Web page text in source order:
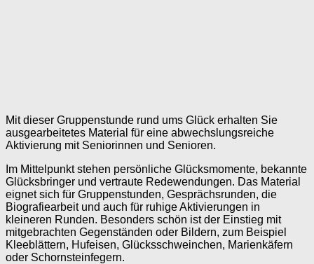
Mit dieser Gruppenstunde rund ums Glück erhalten Sie
ausgearbeitetes Material für eine abwechslungsreiche
Aktivierung mit Seniorinnen und Senioren.
Im Mittelpunkt stehen persönliche Glücksmomente, bekannte
Glücksbringer und vertraute Redewendungen. Das Material
eignet sich für Gruppenstunden, Gesprächsrunden, die
Biografiearbeit und auch für ruhige Aktivierungen in
kleineren Runden. Besonders schön ist der Einstieg mit
mitgebrachten Gegenständen oder Bildern, zum Beispiel
Kleeblättern, Hufeisen, Glücksschweinchen, Marienkäfern
oder Schornsteinfegern.